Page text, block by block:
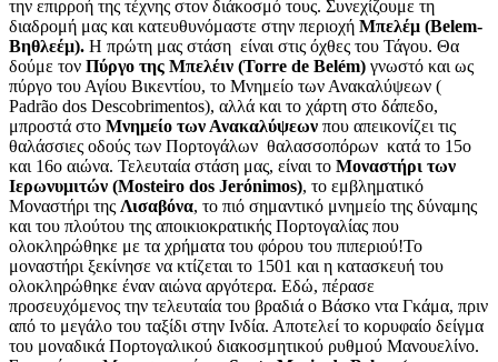
την επιρροή της τέχνης στον διάκοσμό τους. Συνεχίζουμε τη
διαδρομή μας και κατευθυνόμαστε στην περιοχή Μπελέμ (Belem-
Βηθλεέμ). Η πρώτη μας στάση είναι στις όχθες του Τάγου. Θα
δούμε τον Πύργο της Μπελέιν (Torre de Belém) γνωστό και ως
πύργο του Αγίου Βικεντίου, το Μνημείο των Ανακαλύψεων (
Padrão dos Descobrimentos), αλλά και το χάρτη στο δάπεδο,
μπροστά στο Μνημείο των Ανακαλύψεων που απεικονίζει τις
θαλάσσιες οδούς των Πορτογάλων θαλασσοπόρων κατά το 15ο
και 16ο αιώνα. Τελευταία στάση μας, είναι το Μοναστήρι των
Ιερωνυμιτών (Mosteiro dos Jerόnimos), το εμβληματικό
Μοναστήρι της Λισαβόνα, το πιό σημαντικό μνημείο της δύναμης
και του πλούτου της αποικιοκρατικής Πορτογαλίας που
ολοκληρώθηκε με τα χρήματα του φόρου του πιπεριού!Το
μοναστήρι ξεκίνησε να κτίζεται το 1501 και η κατασκευή του
ολοκληρώθηκε έναν αιώνα αργότερα. Εδώ, πέρασε
προσευχόμενος την τελευταία του βραδιά ο Βάσκο ντα Γκάμα, πριν
από το μεγάλο του ταξίδι στην Ινδία. Αποτελεί το κορυφαίο δείγμα
του μοναδικά Πορτογαλικού διακοσμητικού ρυθμού Μανουελίνο.